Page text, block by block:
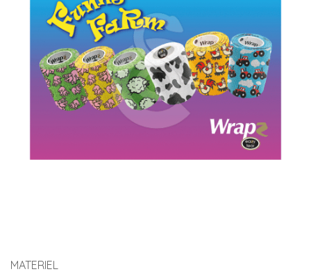
MATERIEL